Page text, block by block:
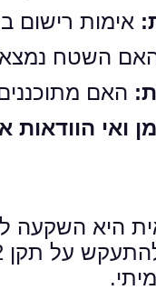
אימות רישום
השטח נמצא
האם
ואי
היא השקעה